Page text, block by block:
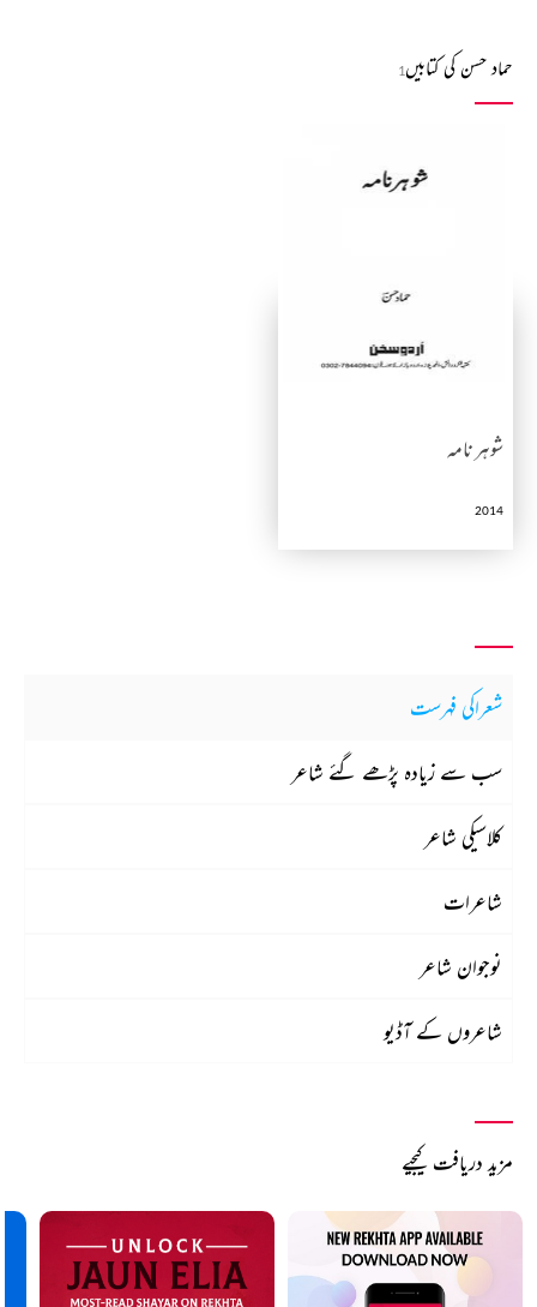
حماد حسن کی کتابیں1
شوہر نامہ
2014
شعراکی فہرست
سب سے زیادہ پڑھے گئے شاعر
کلاسیکی شاعر
شاعرات
نوجوان شاعر
شاعروں کے آڈیو
مزید دریافت کیجیے